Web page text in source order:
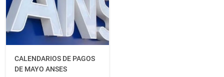
CALENDARIOS DE PAGOS
DE MAYO ANSES